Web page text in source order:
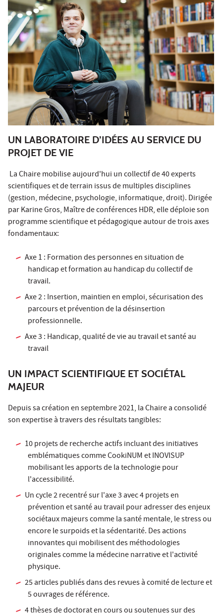
UN LABORATOIRE D’IDÉES AU SERVICE DU
PROJET DE VIE
La Chaire mobilise aujourd'hui un collectif de 40 experts
scientifiques et de terrain issus de multiples disciplines
(gestion, médecine, psychologie, informatique, droit). Dirigée
par Karine Gros, Maître de conférences HDR, elle déploie son
programme scientifique et pédagogique autour de trois axes
fondamentaux:
Axe 1 : Formation des personnes en situation de
handicap et formation au handicap du collectif de
travail.
Axe 2 : Insertion, maintien en emploi, sécurisation des
parcours et prévention de la désinsertion
professionnelle.
Axe 3 : Handicap, qualité de vie au travail et santé au
travail
UN IMPACT SCIENTIFIQUE ET SOCIÉTAL
MAJEUR
Depuis sa création en septembre 2021, la Chaire a consolidé
son expertise à travers des résultats tangibles:
10 projets de recherche actifs incluant des initiatives
emblématiques comme CookiNUM et INOVISUP
mobilisant les apports de la technologie pour
l'accessibilité.
Un cycle 2 recentré sur l'axe 3 avec 4 projets en
prévention et santé au travail pour adresser des enjeux
sociétaux majeurs comme la santé mentale, le stress ou
encore le surpoids et la sédentarité. Des actions
innovantes qui mobilisent des méthodologies
originales comme la médecine narrative et l'activité
physique.
25 articles publiés dans des revues à comité de lecture et
5 ouvrages de référence.
4 thèses de doctorat en cours ou soutenues sur des